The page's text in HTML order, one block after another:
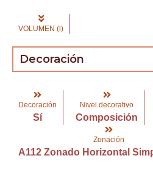
VOLUMEN (l)
Decoración
Decoración
Sí
Nivel decorativo
Composición
Zonación
A112 Zonado Horizontal